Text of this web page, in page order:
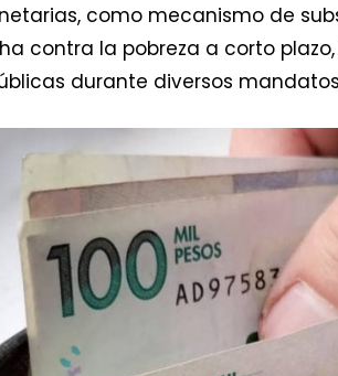
como mecanismo de
contra la pobreza a corto
durante diversos